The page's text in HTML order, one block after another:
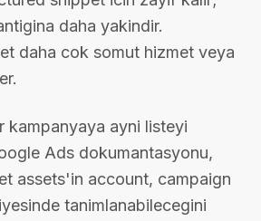
daha yakindir.
daha cok somut hizmet veya
kampanyaya ayni listeyi
Ads dokumantasyonu,
assets'in account, campaign
tanimlanabilecegini